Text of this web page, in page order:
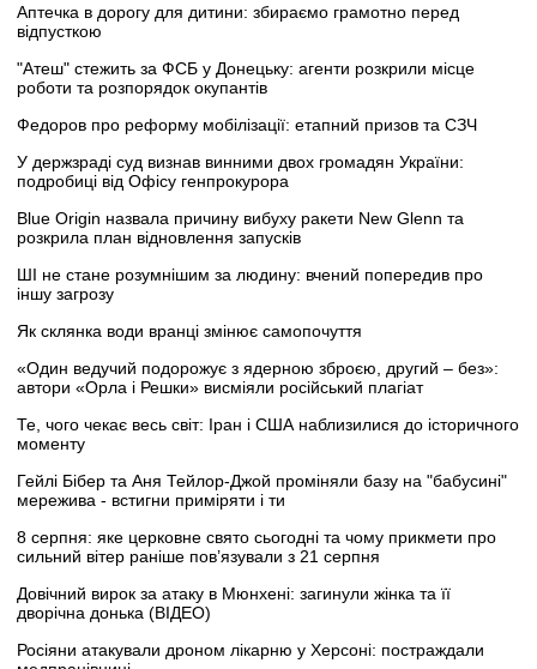
Аптечка в дорогу для дитини: збираємо грамотно перед
відпусткою
"Атеш" стежить за ФСБ у Донецьку: агенти розкрили місце
роботи та розпорядок окупантів
Федоров про реформу мобілізації: етапний призов та СЗЧ
У держзраді суд визнав винними двох громадян України:
подробиці від Офісу генпрокурора
Blue Origin назвала причину вибуху ракети New Glenn та
розкрила план відновлення запусків
ШІ не стане розумнішим за людину: вчений попередив про
іншу загрозу
Як склянка води вранці змінює самопочуття
«Один ведучий подорожує з ядерною зброєю, другий – без»:
автори «Орла і Решки» висміяли російський плагіат
Те, чого чекає весь світ: Іран і США наблизилися до історичного
моменту
Гейлі Бібер та Аня Тейлор-Джой проміняли базу на "бабусині"
мережива - встигни приміряти і ти
8 серпня: яке церковне свято сьогодні та чому прикмети про
сильний вітер раніше пов’язували з 21 серпня
Довічний вирок за атаку в Мюнхені: загинули жінка та її
дворічна донька (ВІДЕО)
Росіяни атакували дроном лікарню у Херсоні: постраждали